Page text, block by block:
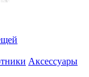
Аксессуары